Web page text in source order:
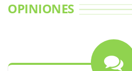
OPINIONES